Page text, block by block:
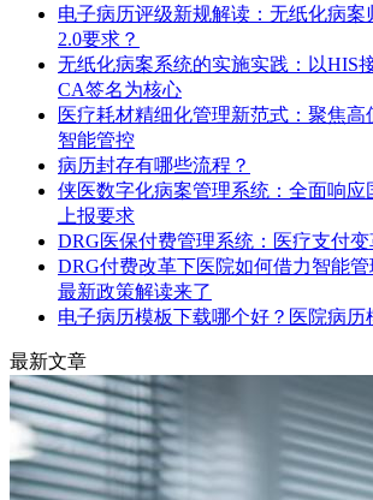
电子病历评级新规解读：无纸化病案
2.0要求？
无纸化病案系统的实施实践：以HIS
CA签名为核心
医疗耗材精细化管理新范式：聚焦高
智能管控
病历封存有哪些流程？
侠医数字化病案管理系统：全面响应
上报要求
DRG医保付费管理系统：医疗支付
DRG付费改革下医院如何借力智能
最新政策解读来了
电子病历模板下载哪个好？医院病历
最新文章